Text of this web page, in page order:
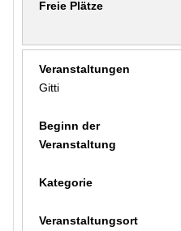
Gitti